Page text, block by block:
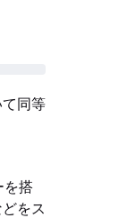
同等
搭
をス